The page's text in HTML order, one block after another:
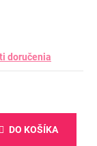
doručenia
DO KOŠÍKA